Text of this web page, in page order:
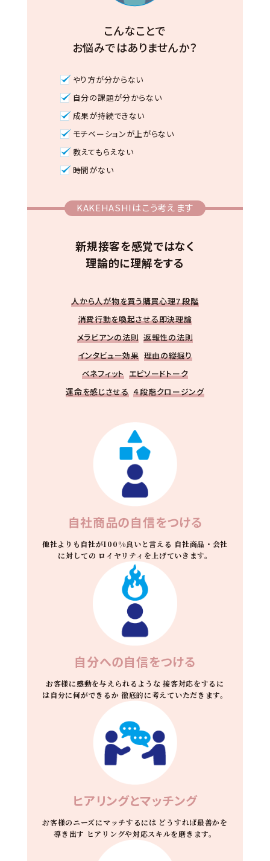
こんなことで
お悩みではありませんか？
やり方が分からない
自分の課題が分からない
成果が持続できない
モチベーションが上がらない
教えてもらえない
時間がない
KAKEHASHIはこう考えます
新規接客を感覚ではなく
理論的に理解をする
人から人が物を買う購買心理７段階
消費行動を喚起させる即決理論
メラビアンの法則 返報性の法則
インタビュー効果 理由の縦掘り
ベネフィット エピソードトーク
運命を感じさせる ４段階クロージング
自社商品の自信をつける
他社よりも自社が100%良いと言える 自社商品・会社
に対しての ロイヤリティを上げていきます。
自分への自信をつける
お客様に感動を与えられるような 接客対応をするに
は自分に何ができるか 徹底的に考えていただきます。
ヒアリングとマッチング
お客様のニーズにマッチするには どうすれば最善かを
導き出す ヒアリングや対応スキルを磨きます。